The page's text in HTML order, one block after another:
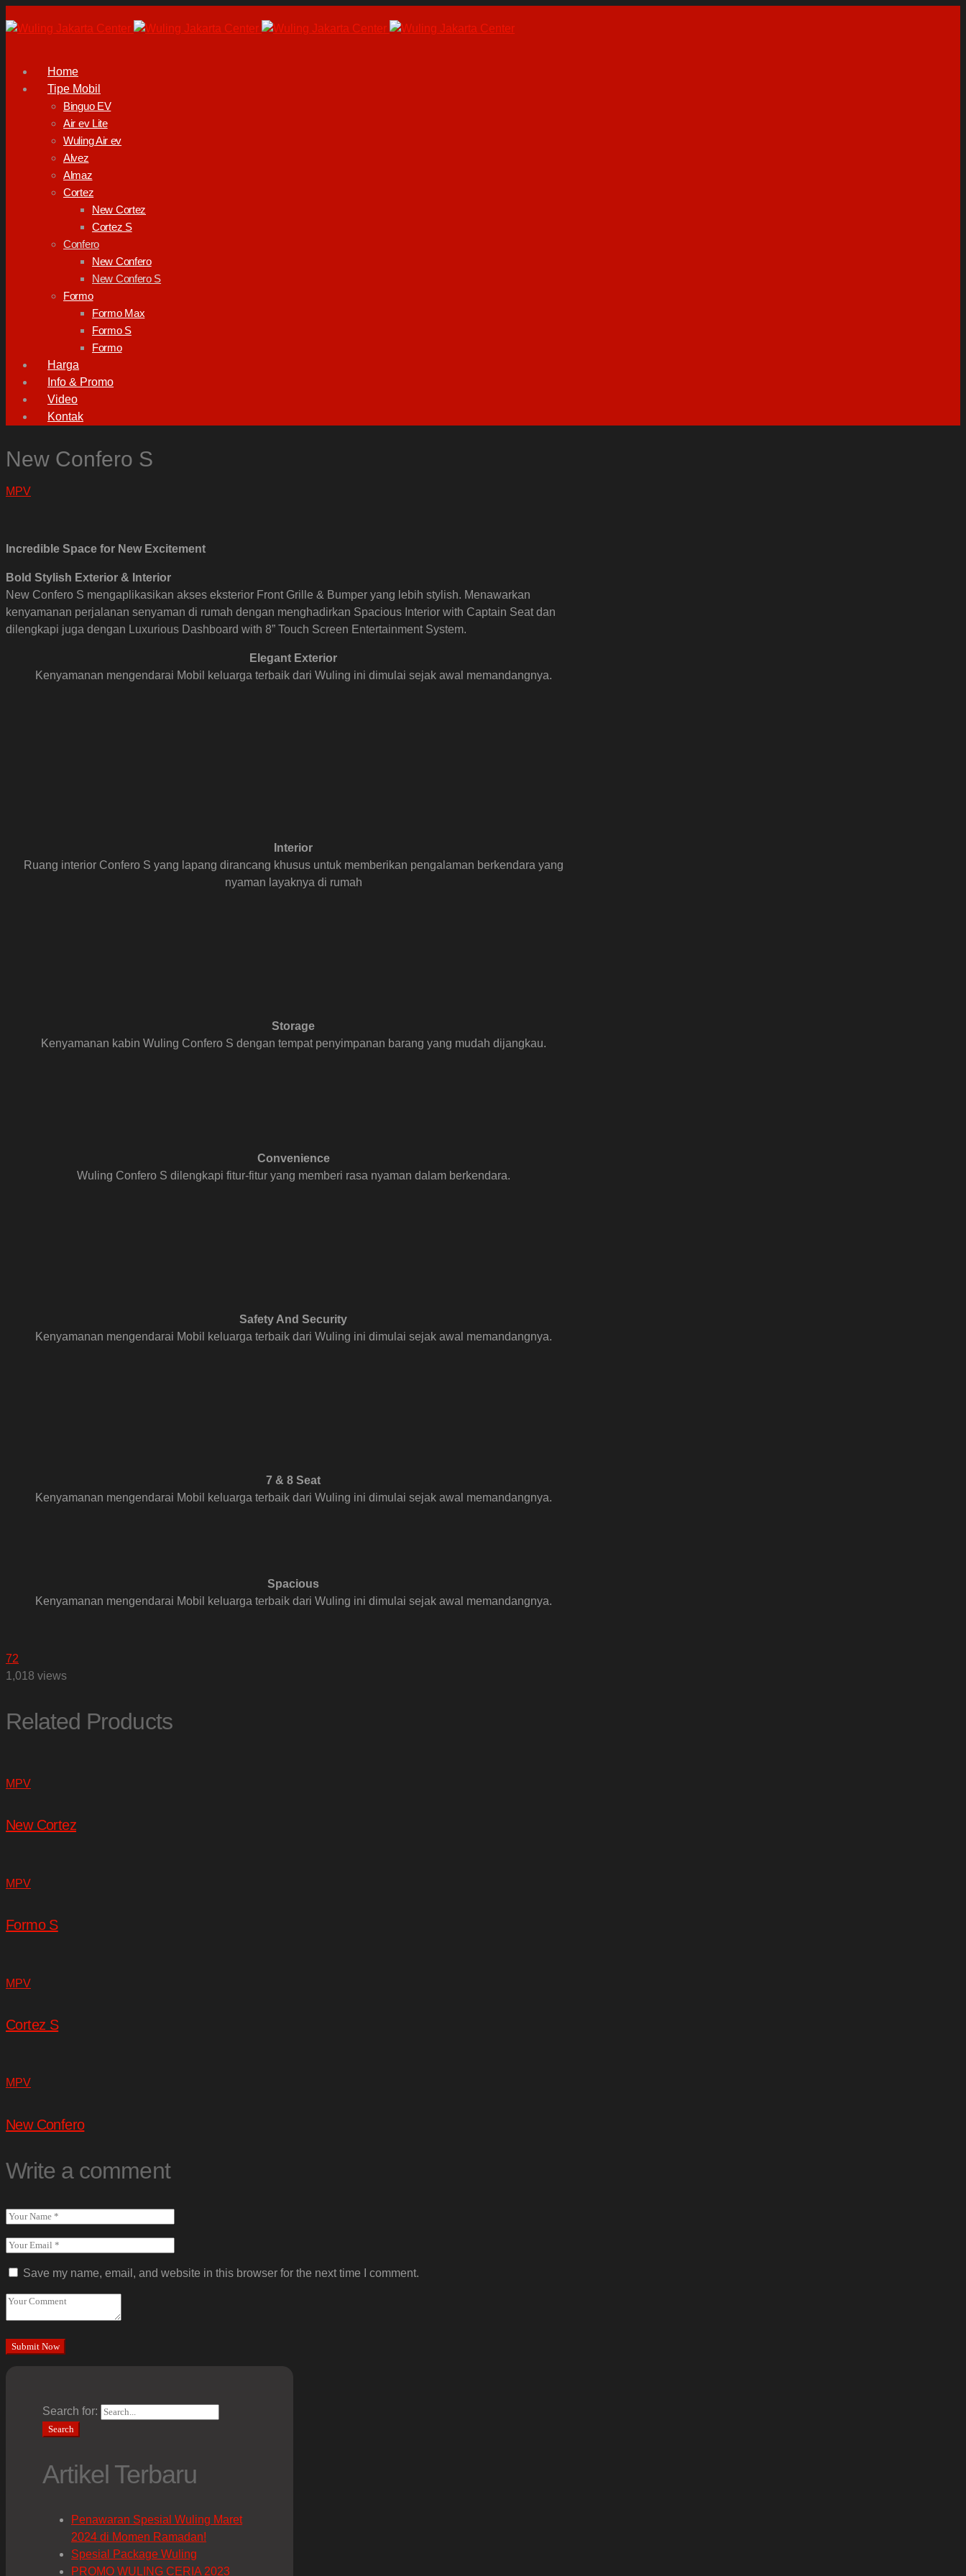
Home
Tipe Mobil
Binguo EV
Air ev Lite
Wuling Air ev
Alvez
Almaz
Cortez
New Cortez
Cortez S
Confero
New Confero
New Confero S
Formo
Formo Max
Formo S
Formo
Harga
Info & Promo
Video
Kontak
New Confero S
MPV
Incredible Space for New Excitement
Bold Stylish Exterior & Interior
New Confero S mengaplikasikan akses eksterior Front Grille & Bumper yang lebih stylish. Menawarkan
kenyamanan perjalanan senyaman di rumah dengan menghadirkan Spacious Interior with Captain Seat dan
dilengkapi juga dengan Luxurious Dashboard with 8” Touch Screen Entertainment System.
Elegant Exterior
Kenyamanan mengendarai Mobil keluarga terbaik dari Wuling ini dimulai sejak awal memandangnya.
Interior
Ruang interior Confero S yang lapang dirancang khusus untuk memberikan pengalaman berkendara yang
nyaman layaknya di rumah
Storage
Kenyamanan kabin Wuling Confero S dengan tempat penyimpanan barang yang mudah dijangkau.
Convenience
Wuling Confero S dilengkapi fitur-fitur yang memberi rasa nyaman dalam berkendara.
Safety And Security
Kenyamanan mengendarai Mobil keluarga terbaik dari Wuling ini dimulai sejak awal memandangnya.
7 & 8 Seat
Kenyamanan mengendarai Mobil keluarga terbaik dari Wuling ini dimulai sejak awal memandangnya.
Spacious
Kenyamanan mengendarai Mobil keluarga terbaik dari Wuling ini dimulai sejak awal memandangnya.
72
1,018 views
Related Products
MPV
New Cortez
MPV
Formo S
MPV
Cortez S
MPV
New Confero
Write a comment
Save my name, email, and website in this browser for the next time I comment.
Search for:
Search
Artikel Terbaru
Penawaran Spesial Wuling Maret
2024 di Momen Ramadan!
Spesial Package Wuling
PROMO WULING CERIA 2023